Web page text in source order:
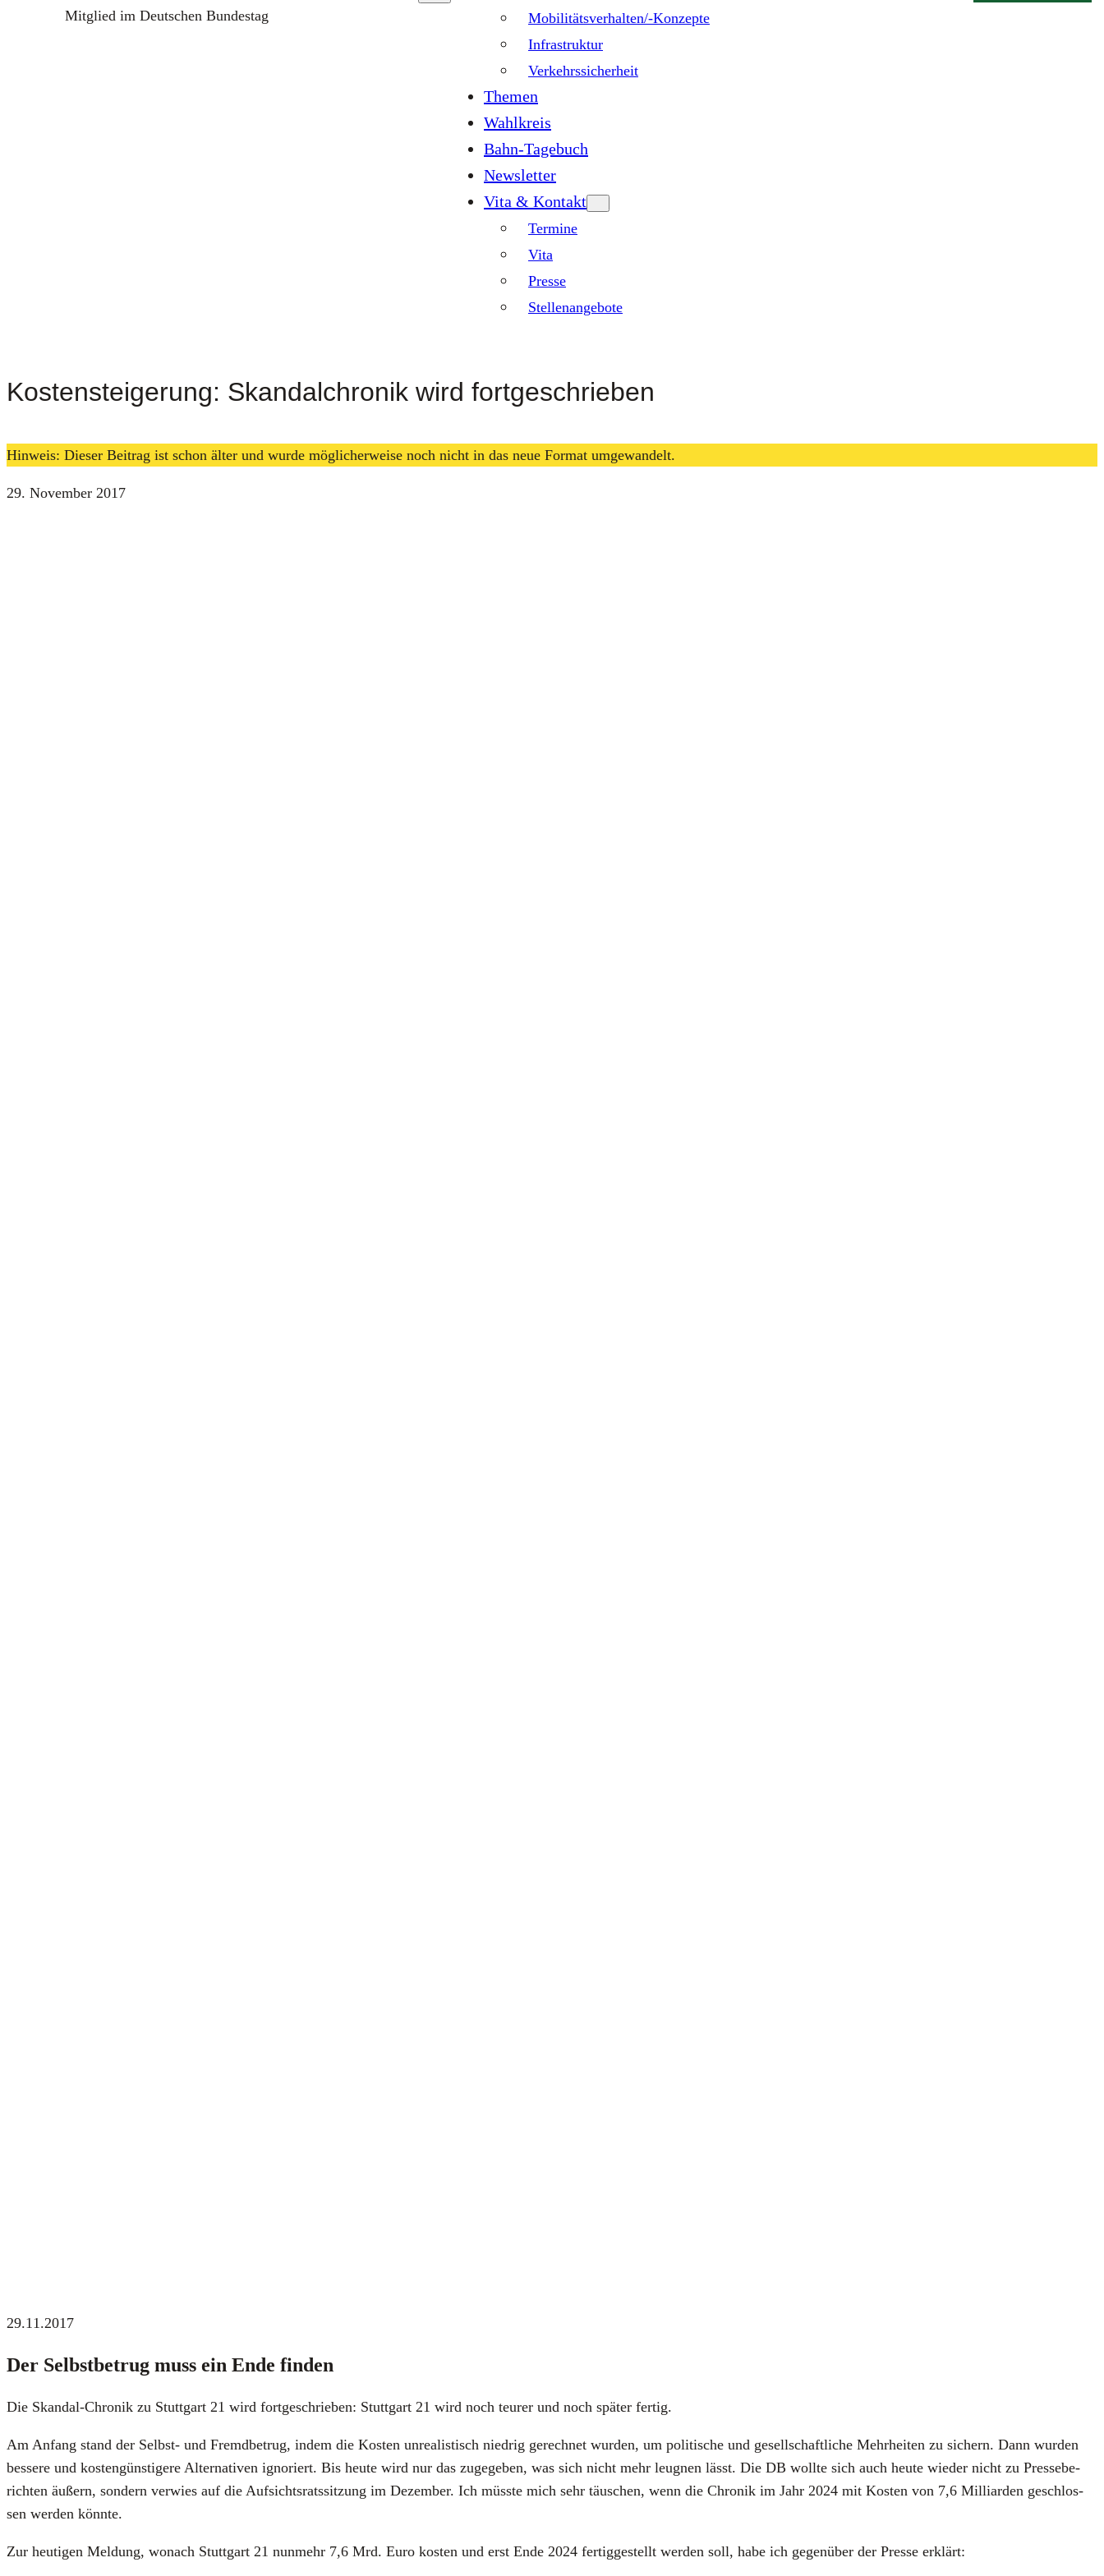
Mitglied im Deutschen Bundestag
Mobilitätsverhalten/-Konzepte
Infrastruktur
Verkehrssicherheit
Themen
Wahlkreis
Bahn-Tagebuch
Newsletter
Vita & Kontakt
Termine
Vita
Presse
Stellenangebote
Kostensteigerung: Skandalchronik wird fortgeschrieben
Hinweis: Dieser Beitrag ist schon älter und wurde möglicherweise noch nicht in das neue Format umgewandelt.
29. November 2017
29.11.2017
Der Selbst­be­trug muss ein Ende fin­den
Die Skan­dal-Chro­nik zu Stutt­gart 21 wird fort­ge­schrie­ben: Stutt­gart 21 wird noch teu­rer und noch spä­ter fer­tig.
Am Anfang stand der Selbst- und Fremd­be­trug, indem die Kos­ten unrea­lis­tisch nied­rig gerech­net wur­den, um poli­ti­sche und gesell­schaft­li­che Mehr­hei­ten zu sichern. Dann wur­den
bes­se­re und kos­ten­güns­ti­ge­re Alter­na­ti­ven igno­riert. Bis heu­te wird nur das zuge­ge­ben, was sich nicht mehr leug­nen lässt. Die DB woll­te sich auch heu­te wie­der nicht zu Pres­se­be­
rich­ten äußern, son­dern ver­wies auf die Auf­sichts­rats­sit­zung im Dezem­ber. Ich müss­te mich sehr täu­schen, wenn die Chro­nik im Jahr 2024 mit Kos­ten von 7,6 Mil­li­ar­den geschlos­
sen wer­den könn­te.
Zur heu­ti­gen Mel­dung, wonach Stutt­gart 21 nun­mehr 7,6 Mrd. Euro kos­ten und erst Ende 2024 fer­tig­ge­stellt wer­den soll, habe ich gegen­über der Pres­se erklärt: